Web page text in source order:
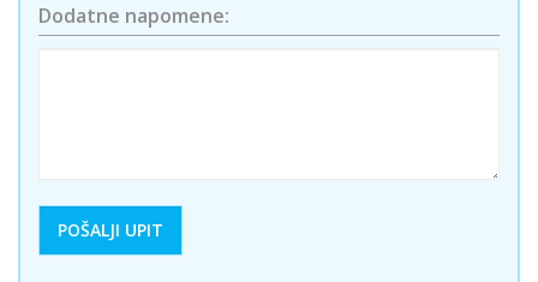
Dodatne napomene: